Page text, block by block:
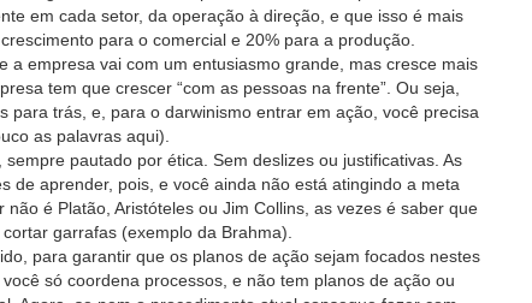
em cada setor, da operação à direção, e que isso é mais
para o comercial e 20% para a produção.
empresa vai com um entusiasmo grande, mas cresce mais
tem que crescer “com as pessoas na frente”. Ou seja,
para trás, e, para o darwinismo entrar em ação, você precisa
as palavras aqui).
pautado por ética. Sem deslizes ou justificativas. As
de aprender, pois, e você ainda não está atingindo a meta
é Platão, Aristóteles ou Jim Collins, as vezes é saber que
garrafas (exemplo da Brahma).
para garantir que os planos de ação sejam focados nestes
só coordena processos, e não tem planos de ação ou